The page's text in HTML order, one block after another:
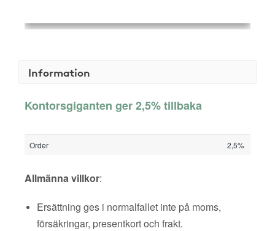
Information
Kontorsgiganten ger 2,5% tillbaka
Order 2,5%
Allmänna villkor:
Ersättning ges i normalfallet inte på moms,
försäkringar, presentkort och frakt.